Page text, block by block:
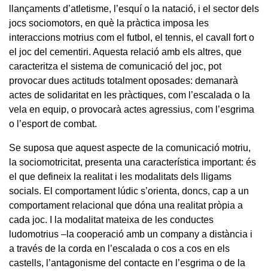
llançaments d’atletisme, l’esquí o la natació, i el sector dels
jocs sociomotors, en què la pràctica imposa les
interaccions motrius com el futbol, el tennis, el cavall fort o
el joc del cementiri. Aquesta relació amb els altres, que
caracteritza el sistema de comunicació del joc, pot
provocar dues actituds totalment oposades: demanarà
actes de solidaritat en les pràctiques, com l’escalada o la
vela en equip, o provocarà actes agressius, com l’esgrima
o l’esport de combat.
Se suposa que aquest aspecte de la comunicació motriu,
la sociomotricitat, presenta una característica important: és
el que defineix la realitat i les modalitats dels lligams
socials. El comportament lúdic s’orienta, doncs, cap a un
comportament relacional que dóna una realitat pròpia a
cada joc. I la modalitat mateixa de les conductes
ludomotrius –la cooperació amb un company a distància i
a través de la corda en l’escalada o cos a cos en els
castells, l’antagonisme del contacte en l’esgrima o de la